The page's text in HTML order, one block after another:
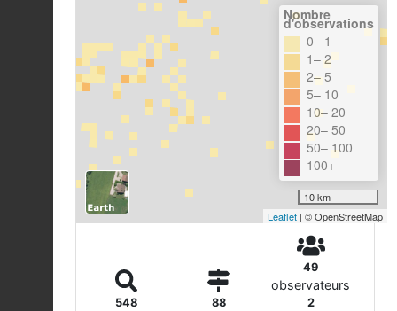
Nombre
d'observations
0– 1
1– 2
2– 5
5– 10
10– 20
20– 50
50– 100
100+
10 km
Leaflet | © OpenStreetMap
548 88
49
observateurs
2